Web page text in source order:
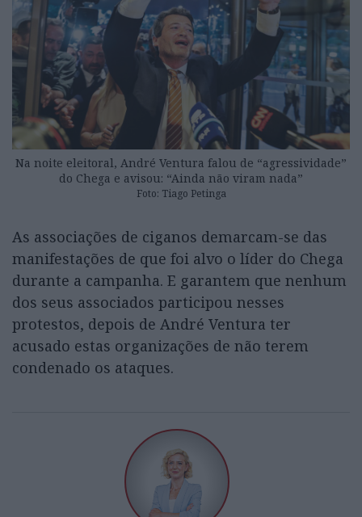
Na noite eleitoral, André Ventura falou de “agressividade”
do Chega e avisou: “Ainda não viram nada”
Foto: Tiago Petinga
As associações de ciganos demarcam-se das
manifestações de que foi alvo o líder do Chega
durante a campanha. E garantem que nenhum
dos seus associados participou nesses
protestos, depois de André Ventura ter
acusado estas organizações de não terem
condenado os ataques.